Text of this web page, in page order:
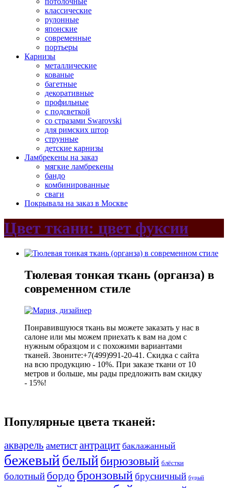
классические
рулонные
японские
современные
портьеры
Карнизы
металлические
кованые
багетные
декоративные
профильные
с подсветкой
со стразами Swarovski
для римских штор
струнные
детские карнизы
Ламбрекены на заказ
мягкие ламбрекены
бандо
комбинированные
сваги
Покрывала на заказ в Москве
Цвет ткани: цвет фуксии
Тюлевая тонкая ткань (органза) в
современном стиле
Понравившуюся ткань вы можете заказать у нас в
салоне или мы можем приехать к вам на дом с
нужным образцом и с похожими вариантами
тканей. Звоните:+7(499)991-20-41. Скидка с сайта
на всю продукцию - 10%. При заказе ткани от 10
метров и больше, мы рады предложить вам скидку
- 15%!
Популярные цвета тканей:
акварель аметистантрацит баклажанный
бежевый белыйбирюзовый блёстки
болотный бордо бронзовыйбрусничный бурый